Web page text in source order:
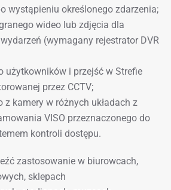
wystąpieniu określonego zdarzenia;
wideo lub zdjęcia dla
(wymagany rejestrator DVR
użytkowników i przejść w Strefie
przez CCTV;
z kamery w różnych układach z
VISO przeznaczonego do
kontroli dostępu.
zastosowanie w biurowcach,
sklepach